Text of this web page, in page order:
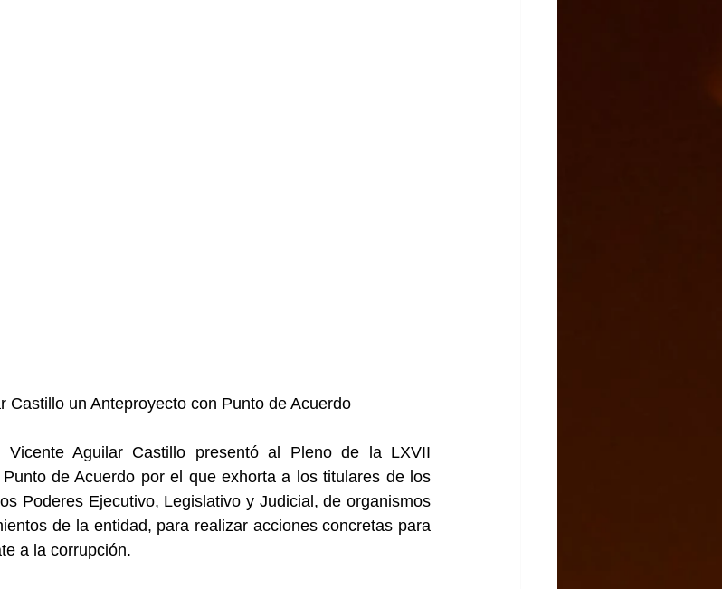
Castillo un Anteproyecto con Punto de Acuerdo
Aguilar Castillo presentó al Pleno de la LXVII
de Acuerdo por el que exhorta a los titulares de los
Poderes Ejecutivo, Legislativo y Judicial, de organismos
de la entidad, para realizar acciones concretas para
a la corrupción.